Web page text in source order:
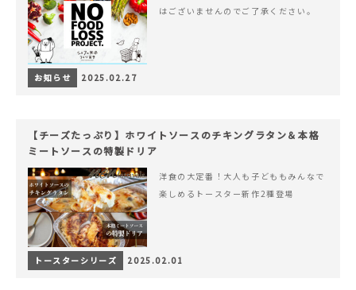
はございませんのでご了承ください。
お知らせ 2025.02.27
【チーズたっぷり】ホワイトソースのチキングラタン＆本格
ミートソースの特製ドリア
洋食の大定番！大人も子どももみんなで
楽しめるトースター新作2種登場
トースターシリーズ 2025.02.01